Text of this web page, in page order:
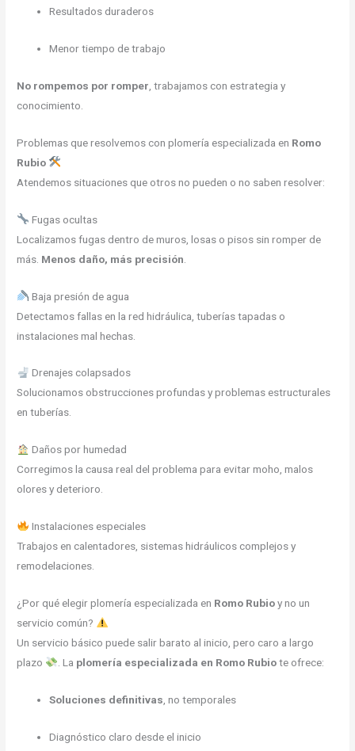
Resultados duraderos
Menor tiempo de trabajo
No rompemos por romper , trabajamos con estrategia y
conocimiento.
Problemas que resolvemos con plomería especializada en Romo
Rubio
Atendemos situaciones que otros no pueden o no saben resolver:
Fugas ocultas
Localizamos fugas dentro de muros, losas o pisos sin romper de
más. Menos daño, más precisión
Baja presión de agua
Detectamos fallas en la red hidráulica, tuberías tapadas o
instalaciones mal hechas.
Drenajes colapsados
Solucionamos obstrucciones profundas y problemas estructurales
en tuberías.
Daños por humedad
Corregimos la causa real del problema para evitar moho, malos
olores y deterioro.
Instalaciones especiales
Trabajos en calentadores, sistemas hidráulicos complejos y
remodelaciones.
¿Por qué elegir plomería especializada en Romo Rubioy no un
servicio común?
Un servicio básico puede salir barato al inicio, pero caro a largo
plazo
. La plomería especializada en Romo Rubiote ofrece:
Soluciones definitivas , no temporales
Diagnóstico claro desde el inicio